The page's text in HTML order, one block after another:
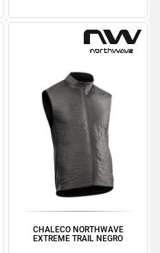
CHALECO NORTHWAVE
EXTREME TRAIL NEGRO